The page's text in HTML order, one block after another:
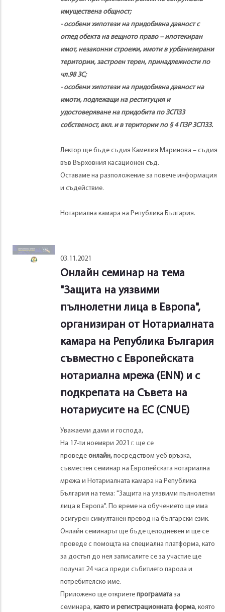
имуществена общност;
- особени хипотези на придобивна давност с
оглед обекта на вещното право – ипотекиран
имот, незаконни строежи, имоти в урбанизирани
територии, застроен терен, принадлежности по
чл.98 ЗС;
- особени хипотези на придобивна давност на
имоти, подлежащи на реституция и
удостоверяване на придобита по ЗСПЗЗ
собственост, вкл. и в територии по § 4 ПЗР ЗСПЗЗ.
Лектор ще бъде съдия Камелия Маринова – съдия
във Върховния касационен съд.
Оставаме на разположение за повече информация
и съдействие.
Нотариална камара на Република България.
03.11.2021
Онлайн семинар на тема
"Защита на уязвими
пълнолетни лица в Европа",
организиран от Нотариалната
камара на Република България
съвместно с Европейската
нотариална мрежа (ЕNN) и с
подкрепата на Съвета на
нотариусите на ЕС (CNUE)
Уважаеми дами и господа,
На 17-ти ноември 2021 г. ще се
проведе онлайн,посредством уеб връзка,
съвместен семинар на Европейската нотариална
мрежа и Нотариалната камара на Република
България на тема: "Защита на уязвими пълнолетни
лица в Европа". По време на обучението ще има
осигурен симултанен превод на български език.
Онлайн семинарът ще бъде целодневен и ще се
проведе с помощта на специална платформа, като
за достъп до нея записалите се за участие ще
получат 24 часа преди събитието парола и
потребителско име.
Приложено ще откриетепрограматаза
семинара, както и регистрационната форма, която